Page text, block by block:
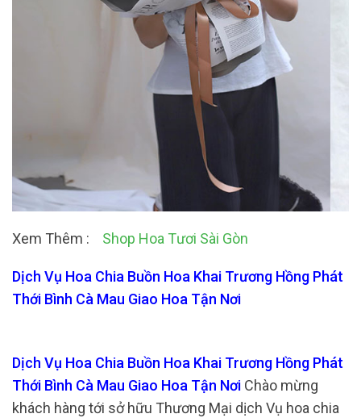
Xem Thêm : Shop Hoa Tươi Sài Gòn
Dịch Vụ Hoa Chia Buồn Hoa Khai Trương Hồng Phát
Thới Bình Cà Mau Giao Hoa Tận Nơi
Dịch Vụ Hoa Chia Buồn Hoa Khai Trương Hồng Phát
Thới Bình Cà Mau Giao Hoa Tận Nơi Chào mừng
khách hàng tới sở hữu Thương Mại dịch Vụ hoa chia